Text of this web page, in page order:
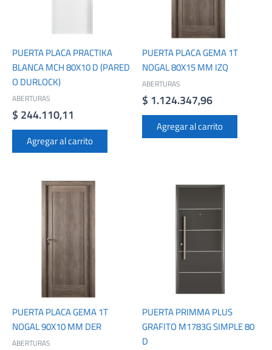
PUERTA PLACA PRACTIKA
BLANCA MCH 80X10 D (PARED
O DURLOCK)
ABERTURAS
$ 244.110,11
Agregar al carrito
PUERTA PLACA GEMA 1T
NOGAL 80X15 MM IZQ
ABERTURAS
$ 1.124.347,96
Agregar al carrito
PUERTA PLACA GEMA 1T
NOGAL 90X10 MM DER
ABERTURAS
PUERTA PRIMMA PLUS
GRAFITO M1783G SIMPLE 80
D